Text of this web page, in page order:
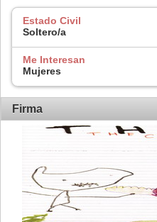
Estado Civil
Soltero/a
Me Interesan
Mujeres
Firma